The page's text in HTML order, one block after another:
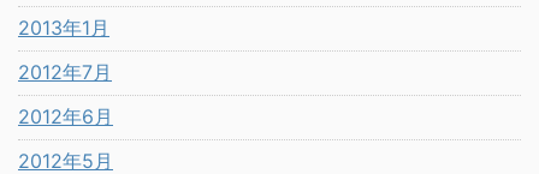
2013年1月
2012年7月
2012年6月
2012年5月